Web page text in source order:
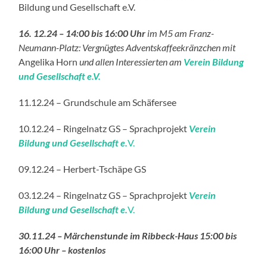
Bildung und Gesellschaft e.V.
16. 12.24 – 14:00 bis 16:00 Uhr im M5 am Franz-
Neumann-Platz: Vergnügtes Adventskaffeekränzchen mit
Angelika Hornund allen Interessierten am Verein Bildung
und Gesellschaft e.V.
11.12.24 – Grundschule am Schäfersee
10.12.24 – Ringelnatz GS – Sprachprojekt Verein
Bildung und Gesellschaft e.V.
09.12.24 – Herbert-Tschäpe GS
03.12.24 – Ringelnatz GS – Sprachprojekt Verein
Bildung und Gesellschaft e.V.
30.11.24 – Märchenstunde im Ribbeck-Haus 15:00 bis
16:00 Uhr – kostenlos